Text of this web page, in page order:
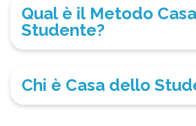
Qual è il Metodo
Studente?
Chi è Casa dello